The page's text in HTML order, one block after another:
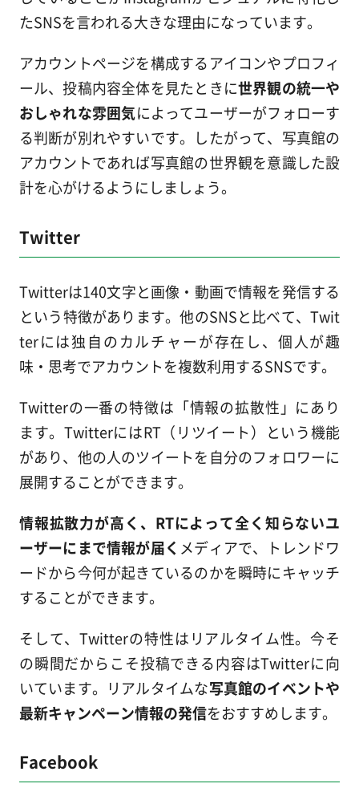
たSNSを言われる大きな理由になっています。
アカウントページを構成するアイコンやプロフィ
ール、投稿内容全体を見たときに世界観の統一や
おしゃれな雰囲気によってユーザーがフォローす
る判断が別れやすいです。したがって、写真館の
アカウントであれば写真館の世界観を意識した設
計を心がけるようにしましょう。
Twitter
Twitterは140文字と画像・動画で情報を発信する
という特徴があります。他のSNSと比べて、Twit
terには独自のカルチャーが存在し、個人が趣
味・思考でアカウントを複数利用するSNSです。
Twitterの一番の特徴は「情報の拡散性」にあり
ます。TwitterにはRT（リツイート）という機能
があり、他の人のツイートを自分のフォロワーに
展開することができます。
情報拡散力が高く、RTによって全く知らないユ
ーザーにまで情報が届く メディアで、トレンドワ
ードから今何が起きているのかを瞬時にキャッチ
することができます。
そして、Twitterの特性はリアルタイム性。今そ
の瞬間だからこそ投稿できる内容はTwitterに向
いています。リアルタイムな写真館のイベントや
最新キャンペーン情報の発信をおすすめします。
Facebook